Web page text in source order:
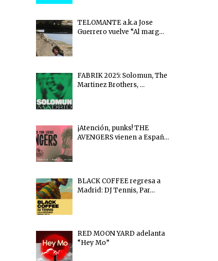
TELOMANTE a.k.a Jose
Guerrero vuelve “Al marg…
FABRIK 2025: Solomun, The
Martinez Brothers, …
¡Atención, punks! THE
AVENGERS vienen a Españ…
BLACK COFFEE regresa a
Madrid: DJ Tennis, Par…
RED MOON YARD adelanta
“Hey Mo”